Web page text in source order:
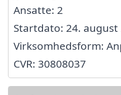
Ansatte: 2
Startdato: 24. august
Virksomhedsform:
CVR: 30808037